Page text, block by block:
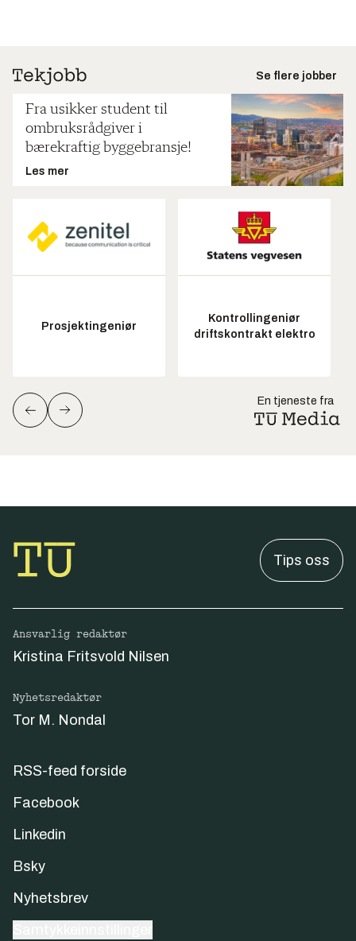
Se flere jobber
Fra usikker student til
ombruksrådgiver i
bærekraftig byggebransje!
Les mer
Prosjektingeniør
Kontrollingeniør
driftskontrakt elektro
En tjeneste fra
Tips oss
Ansvarlig redaktør
Kristina Fritsvold Nilsen
Nyhetsredaktør
Tor M. Nondal
RSS-feed forside
Facebook
Linkedin
Bsky
Nyhetsbrev